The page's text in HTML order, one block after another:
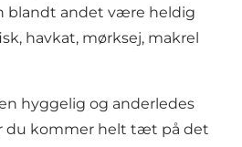
blandt andet være heldig
havkat, mørksej, makrel
hyggelig og anderledes
du kommer helt tæt på det